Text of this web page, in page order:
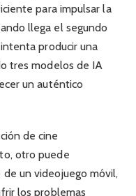
para impulsar la
llega el segundo
producir una
tres modelos de IA
un auténtico
de cine
otro puede
un videojuego móvil,
los problemas